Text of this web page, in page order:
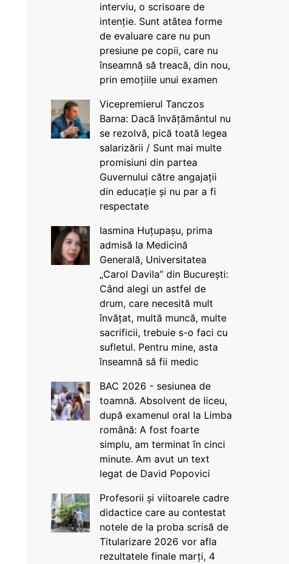
interviu, o scrisoare de
intenție. Sunt atâtea forme
de evaluare care nu pun
presiune pe copii, care nu
înseamnă să treacă, din nou,
prin emoțiile unui examen
Vicepremierul Tanczos
Barna: Dacă învățământul nu
se rezolvă, pică toată legea
salarizării / Sunt mai multe
promisiuni din partea
Guvernului către angajații
din educație și nu par a fi
respectate
Iasmina Huțupașu, prima
admisă la Medicină
Generală, Universitatea
„Carol Davila” din București:
Când alegi un astfel de
drum, care necesită mult
învățat, multă muncă, multe
sacrificii, trebuie s-o faci cu
sufletul. Pentru mine, asta
înseamnă să fii medic
BAC 2026 - sesiunea de
toamnă. Absolvent de liceu,
după examenul oral la Limba
română: A fost foarte
simplu, am terminat în cinci
minute. Am avut un text
legat de David Popovici
Profesorii și viitoarele cadre
didactice care au contestat
notele de la proba scrisă de
Titularizare 2026 vor afla
rezultatele finale marți, 4